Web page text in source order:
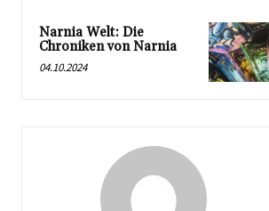
Narnia Welt: Die
Chroniken von Narnia
04.10.2024